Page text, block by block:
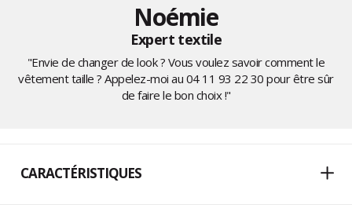
Noémie
Expert textile
"Envie de changer de look ? Vous voulez savoir comment le
vêtement taille ? Appelez-moi au 04 11 93 22 30 pour être sûr
de faire le bon choix !"
CARACTÉRISTIQUES